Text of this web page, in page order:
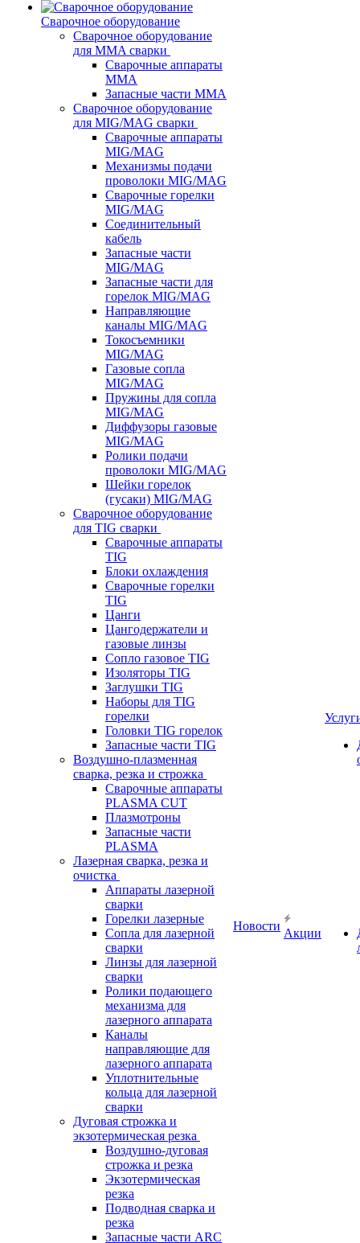
Сварочное оборудование
Сварочное оборудование
для MMA сварки
Сварочные аппараты
MMA
Запасные части MMA
Сварочное оборудование
для MIG/MAG сварки
Сварочные аппараты
MIG/MAG
Механизмы подачи
проволоки MIG/MAG
Сварочные горелки
MIG/MAG
Соединительный
кабель
Запасные части
MIG/MAG
Запасные части для
горелок MIG/MAG
Направляющие
каналы MIG/MAG
Токосъемники
MIG/MAG
Газовые сопла
MIG/MAG
Пружины для сопла
MIG/MAG
Диффузоры газовые
MIG/MAG
Ролики подачи
проволоки MIG/MAG
Шейки горелок
(гусаки) MIG/MAG
Сварочное оборудование
для TIG сварки
Сварочные аппараты
TIG
Блоки охлаждения
Сварочные горелки
TIG
Цанги
Цангодержатели и
газовые линзы
Сопло газовое TIG
Изоляторы TIG
Заглушки TIG
Наборы для TIG
горелки
Головки TIG горелок
Запасные части TIG
Воздушно-плазменная
сварка, резка и строжка
Сварочные аппараты
PLASMA CUT
Плазмотроны
Запасные части
PLASMA
Лазерная сварка, резка и
очистка
Аппараты лазерной
сварки
Горелки лазерные
Сопла для лазерной
сварки
Линзы для лазерной
сварки
Ролики подающего
механизма для
лазерного аппарата
Каналы
направляющие для
лазерного аппарата
Уплотнительные
кольца для лазерной
сварки
Дуговая строжка и
экзотермическая резка
Воздушно-дуговая
строжка и резка
Экзотермическая
резка
Подводная сварка и
резка
Запасные части ARC
Новости
Акции